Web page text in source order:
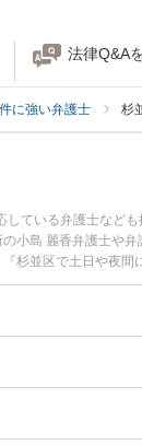
法律Q&A
に強い弁護士 杉
ている弁護士など
小島 麗香弁護士や
杉並区で土日や夜間
検索したい』『初回